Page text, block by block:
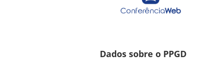
Dados sobre o PPGD